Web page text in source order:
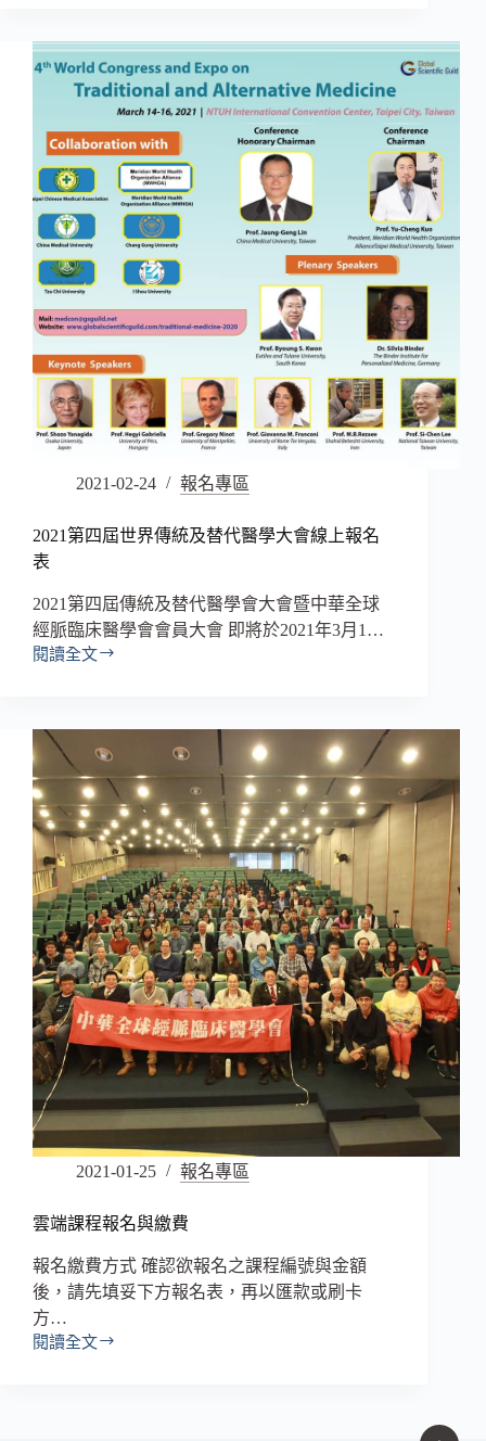
2021-02-24 報名專區
2021第四屆世界傳統及替代醫學大會線上報名
表
2021第四屆傳統及替代醫學會大會暨中華全球
經脈臨床醫學會會員大會 即將於2021年3月1…
閱讀全文
2021-01-25 報名專區
雲端課程報名與繳費
報名繳費方式 確認欲報名之課程編號與金額
後，請先填妥下方報名表，再以匯款或刷卡
方…
閱讀全文